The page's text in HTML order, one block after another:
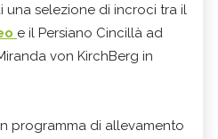
una selezione di incroci tra il
e il Persiano Cincillà ad
von KirchBerg in
programma di allevamento